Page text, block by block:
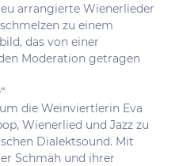
arrangierte Wienerlieder
zu einem
das von einer
Moderation getragen
die Weinviertlerin Eva
Wienerlied und Jazz zu
Dialektsound. Mit
Schmäh und ihrer